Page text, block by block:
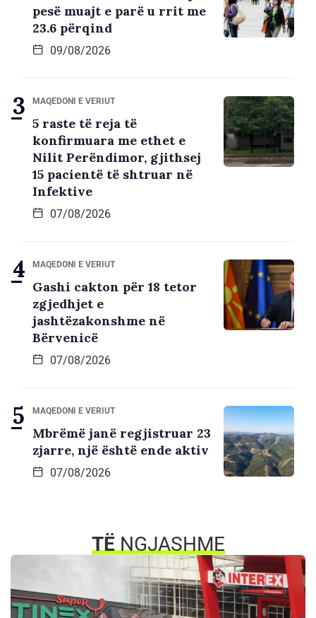
pesë muajt e parë u rrit me
23.6 përqind
09/08/2026
MAQEDONI E VERIUT
5 raste të reja të
konfirmuara me ethet e
Nilit Perëndimor, gjithsej
15 pacientë të shtruar në
Infektive
07/08/2026
MAQEDONI E VERIUT
Gashi cakton për 18 tetor
zgjedhjet e
jashtëzakonshme në
Bërvenicë
07/08/2026
MAQEDONI E VERIUT
Mbrëmë janë regjistruar 23
zjarre, një është ende aktiv
07/08/2026
TËNGJASHME